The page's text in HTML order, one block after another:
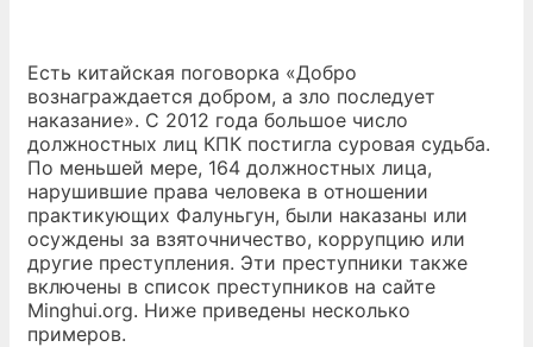
Есть китайская поговорка «Добро
вознаграждается добром, а зло последует
наказание». С 2012 года большое число
должностных лиц КПК постигла суровая судьба.
По меньшей мере, 164 должностных лица,
нарушившие права человека в отношении
практикующих Фалуньгун, были наказаны или
осуждены за взяточничество, коррупцию или
другие преступления. Эти преступники также
включены в список преступников на сайте
Minghui.org. Ниже приведены несколько
примеров.